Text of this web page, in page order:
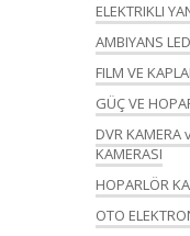
ELEKTRIKLI
AMBIYANS LED
FILM VE
GÜÇ VE
DVR KAMERA
KAMERASI
HOPARLÖR
OTO